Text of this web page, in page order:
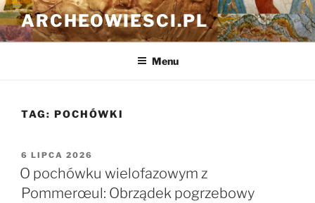
Przejdź
do
treści
ARCHEOWIESCI.PL
Menu
TAG: POCHÓWKI
OPUBLIKOWANE
W
6 LIPCA 2026
O pochówku wielofazowym z
Pommerœul: Obrządek pogrzebowy